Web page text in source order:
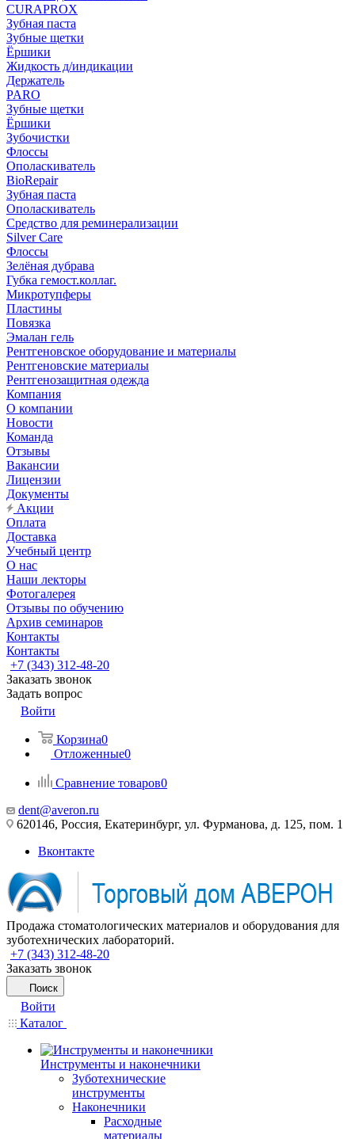
CURAPROX
Зубная паста
Зубные щетки
Ёршики
Жидкость д/индикации
Держатель
PARO
Зубные щетки
Ёршики
Зубочистки
Флоссы
Ополаскиватель
BioRepair
Зубная паста
Ополаскиватель
Средство для реминерализации
Silver Care
Флоссы
Зелёная дубрава
Губка гемост.коллаг.
Микротупферы
Пластины
Повязка
Эмалан гель
Рентгеновское оборудование и материалы
Рентгеновские материалы
Рентгенозащитная одежда
Компания
О компании
Новости
Команда
Отзывы
Вакансии
Лицензии
Документы
Акции
Оплата
Доставка
Учебный центр
О нас
Наши лекторы
Фотогалерея
Отзывы по обучению
Архив семинаров
Контакты
Контакты
+7 (343) 312-48-20
Заказать звонок
Задать вопрос
Войти
Корзина0
Отложенные0
Сравнение товаров0
dent@averon.ru
620146, Россия, Екатеринбург, ул. Фурманова, д. 125, пом. 1
Вконтакте
Продажа стоматологических материалов и оборудования для
зуботехнических лабораторий.
+7 (343) 312-48-20
Заказать звонок
Поиск
Войти
Каталог
Инструменты и наконечники
Зуботехнические
инструменты
Наконечники
Расходные
материалы